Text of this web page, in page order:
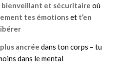
bienveillant et sécuritaire où
tes émotionset t’en
ancrée dans ton corps – tu
dans le mental